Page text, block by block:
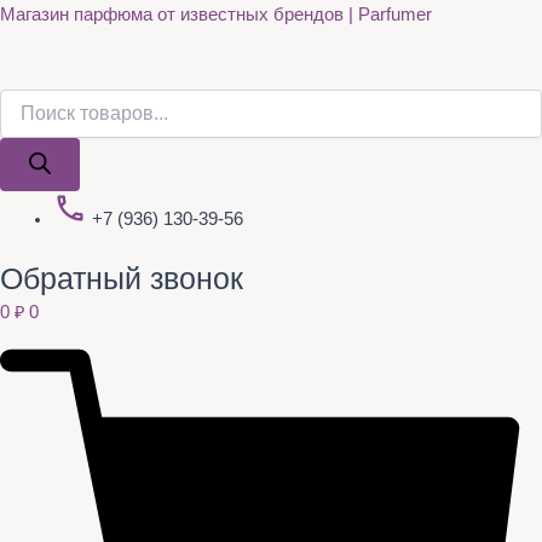
Перейти
Магазин парфюма от известных брендов | Parfumer
Поиск
+7 (936) 130-39-56
Обратный звонок
0 ₽ 0
Поиск
Quantity